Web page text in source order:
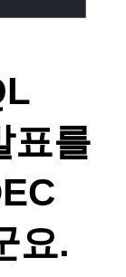
표를
요.